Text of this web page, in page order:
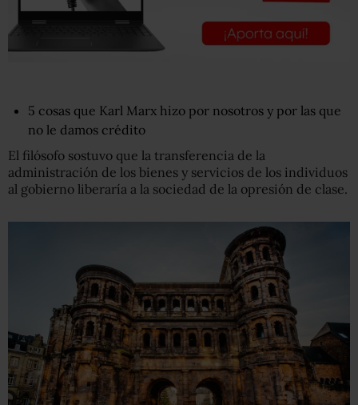
5 cosas que Karl Marx hizo por nosotros y por las que
no le damos crédito
El filósofo sostuvo que la transferencia de la
administración de los bienes y servicios de los individuos
al gobierno liberaría a la sociedad de la opresión de clase.